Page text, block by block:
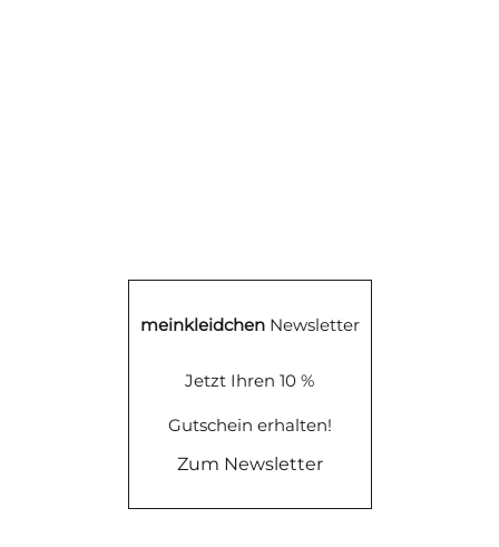
meinkleidchenNewsletter
Jetzt Ihren 10 %
Gutschein erhalten!
Zum Newsletter